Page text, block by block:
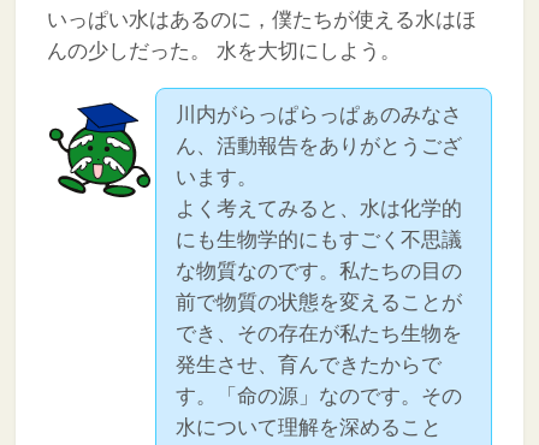
いっぱい水はあるのに，僕たちが使える水はほ
んの少しだった。
水を大切にしよう。
川内がらっぱらっぱぁのみなさ
ん、活動報告をありがとうござ
います。
よく考えてみると、水は化学的
にも生物学的にもすごく不思議
な物質なのです。私たちの目の
前で物質の状態を変えることが
でき、その存在が私たち生物を
発生させ、育んできたからで
す。「命の源」なのです。その
水について理解を深めること